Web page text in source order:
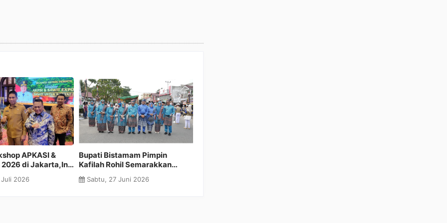
Perjuangkan Hak Daerah,
Bupati H. Bistamam Ikuti Rapat
Evaluasi PI 10 Bersama KPK RI
Rabu, 24 Juni 2026
Pertama di Riau, Kejari Rohil
Gelar Dialog Hukum Santai
Minggu, 07 Juni 2026